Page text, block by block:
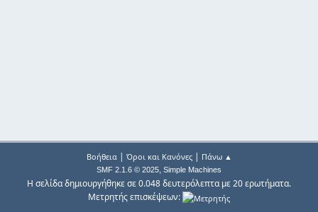
Βοήθεια| Όροι και Κανόνες| Πάνω ▲
SMF 2.1.6 © 2025, Simple Machines
Η σελίδα δημιουργήθηκε σε 0.048 δευτερόλεπτα με 20 ερωτήματα.
Μετρητής επισκέψεων: